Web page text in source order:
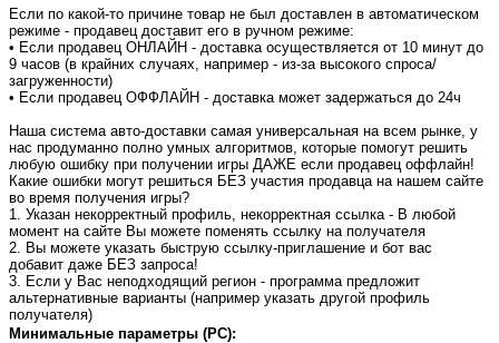
Если по какой-то причине товар не был доставлен в автоматическом
режиме - продавец доставит его в ручном режиме:
• Если продавец ОНЛАЙН - доставка осуществляется от 10 минут до
9 часов (в крайних случаях, например - из-за высокого спроса/
загруженности)
• Если продавец ОФФЛАЙН - доставка может задержаться до 24ч
Наша система авто-доставки самая универсальная на всем рынке, у
нас продуманно полно умных алгоритмов, которые помогут решить
любую ошибку при получении игры ДАЖЕ если продавец оффлайн!
Какие ошибки могут решиться БЕЗ участия продавца на нашем сайте
во время получения игры?
1. Указан некорректный профиль, некорректная ссылка - В любой
момент на сайте Вы можете поменять ссылку на получателя
2. Вы можете указать быструю ссылку-приглашение и бот вас
добавит даже БЕЗ запроса!
3. Если у Вас неподходящий регион - программа предложит
альтернативные варианты (например указать другой профиль
получателя)
Минимальные параметры (PC):